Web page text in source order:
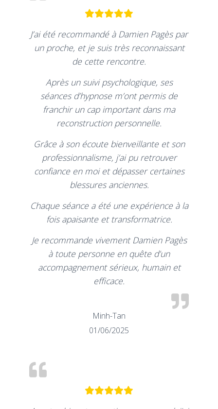
J’ai été recommandé à Damien Pagès par
un proche, et je suis très reconnaissant
de cette rencontre.
Après un suivi psychologique, ses
séances d’hypnose m’ont permis de
franchir un cap important dans ma
reconstruction personnelle.
Grâce à son écoute bienveillante et son
professionnalisme, j’ai pu retrouver
confiance en moi et dépasser certaines
blessures anciennes.
Chaque séance a été une expérience à la
fois apaisante et transformatrice.
Je recommande vivement Damien Pagès
à toute personne en quête d’un
accompagnement sérieux, humain et
efficace.
Minh-Tan
01/06/2025